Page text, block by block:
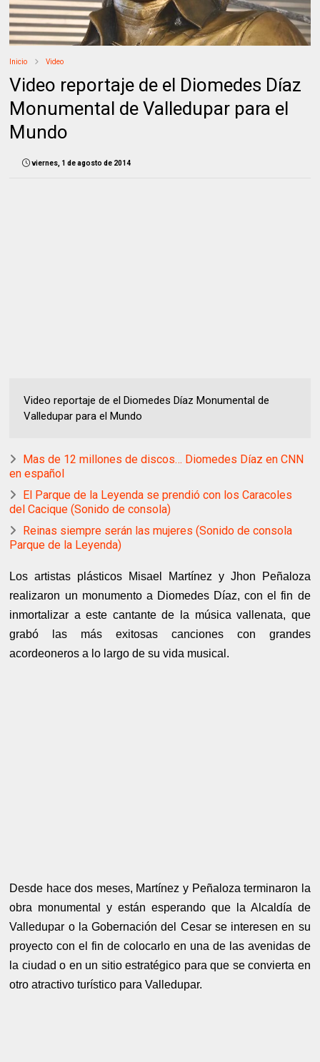
Inicio Video
Video reportaje de el Diomedes Díaz
Monumental de Valledupar para el
Mundo
viernes, 1 de agosto de 2014
Video reportaje de el Diomedes Díaz Monumental de
Valledupar para el Mundo
Mas de 12 millones de discos… Diomedes Díaz en CNN
en español
El Parque de la Leyenda se prendió con los Caracoles
del Cacique (Sonido de consola)
Reinas siempre serán las mujeres (Sonido de consola
Parque de la Leyenda)
Los artistas plásticos Misael Martínez y Jhon Peñaloza
realizaron un monumento a Diomedes Díaz, con el fin de
inmortalizar a este cantante de la música vallenata, que
grabó las más exitosas canciones con grandes
acordeoneros a lo largo de su vida musical.
Desde hace dos meses, Martínez y Peñaloza terminaron la
obra monumental y están esperando que la Alcaldía de
Valledupar o la Gobernación del Cesar se interesen en su
proyecto con el fin de colocarlo en una de las avenidas de
la ciudad o en un sitio estratégico para que se convierta en
otro atractivo turístico para Valledupar.